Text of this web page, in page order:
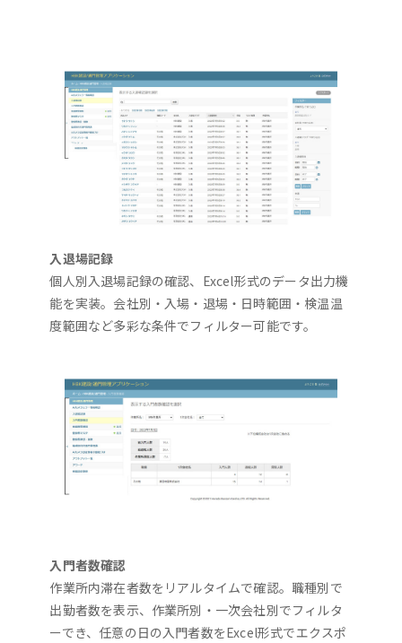
入退場記録
個人別入退場記録の確認、Excel形式のデータ出力機
能を実装。会社別・入場・退場・日時範囲・検温温
度範囲など多彩な条件でフィルター可能です。
入門者数確認
作業所内滞在者数をリアルタイムで確認。職種別で
出勤者数を表示、作業所別・一次会社別でフィルタ
ーでき、任意の日の入門者数をExcel形式でエクスポ